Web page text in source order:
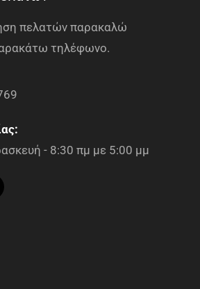
πελατών παρακαλώ
τηλέφωνο.
- 8:30 πμ με 5:00 μμ